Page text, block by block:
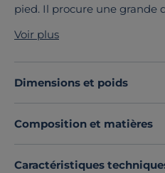
pied. Il procure une grande
Voir plus
Dimensions et poids
Composition et matières
Caractéristiques